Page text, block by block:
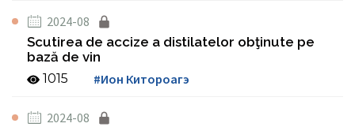
2024-08
Scutirea de accize a distilatelor obţinute pe
bază de vin
1015 #Ион Китороагэ
2024-08